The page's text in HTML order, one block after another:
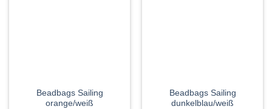
Beadbags Sailing
orange/weiß
Beadbags Sailing
dunkelblau/weiß